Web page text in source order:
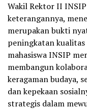
Wakil Rektor II
keterangannya,
merupakan bukti
peningkatan kualitas
mahasiswa INSIP
membangun
keragaman budaya,
dan kepekaan
strategis dalam